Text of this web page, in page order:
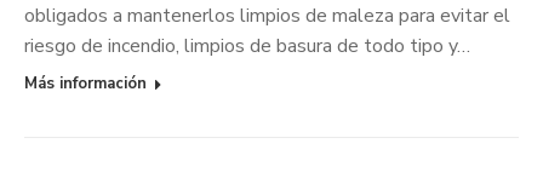
obligados a mantenerlos limpios de maleza para evitar el
riesgo de incendio, limpios de basura de todo tipo y…
Más información